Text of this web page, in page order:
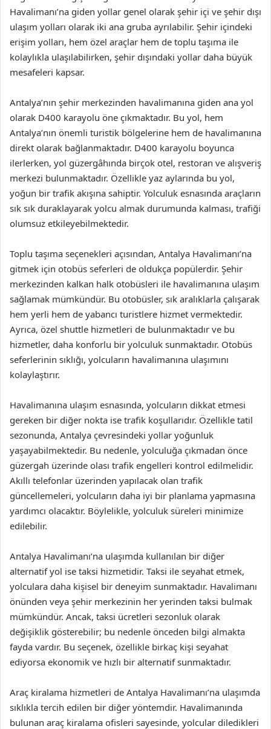
Havalimanı’na giden yollar genel olarak şehir içi ve şehir dışı
ulaşım yolları olarak iki ana gruba ayrılabilir. Şehir içindeki
erişim yolları, hem özel araçlar hem de toplu taşıma ile
kolaylıkla ulaşılabilirken, şehir dışındaki yollar daha büyük
mesafeleri kapsar.
Antalya’nın şehir merkezinden havalimanına giden ana yol
olarak D400 karayolu öne çıkmaktadır. Bu yol, hem
Antalya’nın önemli turistik bölgelerine hem de havalimanına
direkt olarak bağlanmaktadır. D400 karayolu boyunca
ilerlerken, yol güzergâhında birçok otel, restoran ve alışveriş
merkezi bulunmaktadır. Özellikle yaz aylarında bu yol,
yoğun bir trafik akışına sahiptir. Yolculuk esnasında araçların
sık sık duraklayarak yolcu almak durumunda kalması, trafiği
olumsuz etkileyebilmektedir.
Toplu taşıma seçenekleri açısından, Antalya Havalimanı’na
gitmek için otobüs seferleri de oldukça popülerdir. Şehir
merkezinden kalkan halk otobüsleri ile havalimanına ulaşım
sağlamak mümkündür. Bu otobüsler, sık aralıklarla çalışarak
hem yerli hem de yabancı turistlere hizmet vermektedir.
Ayrıca, özel shuttle hizmetleri de bulunmaktadır ve bu
hizmetler, daha konforlu bir yolculuk sunmaktadır. Otobüs
seferlerinin sıklığı, yolcuların havalimanına ulaşımını
kolaylaştırır.
Havalimanına ulaşım esnasında, yolcuların dikkat etmesi
gereken bir diğer nokta ise trafik koşullarıdır. Özellikle tatil
sezonunda, Antalya çevresindeki yollar yoğunluk
yaşayabilmektedir. Bu nedenle, yolculuğa çıkmadan önce
güzergah üzerinde olası trafik engelleri kontrol edilmelidir.
Akıllı telefonlar üzerinden yapılacak olan trafik
güncellemeleri, yolcuların daha iyi bir planlama yapmasına
yardımcı olacaktır. Böylelikle, yolculuk süreleri minimize
edilebilir.
Antalya Havalimanı’na ulaşımda kullanılan bir diğer
alternatif yol ise taksi hizmetidir. Taksi ile seyahat etmek,
yolculara daha kişisel bir deneyim sunmaktadır. Havalimanı
önünden veya şehir merkezinin her yerinden taksi bulmak
mümkündür. Ancak, taksi ücretleri sezonluk olarak
değişiklik gösterebilir; bu nedenle önceden bilgi almakta
fayda vardır. Bu seçenek, özellikle birkaç kişi seyahat
ediyorsa ekonomik ve hızlı bir alternatif sunmaktadır.
Araç kiralama hizmetleri de Antalya Havalimanı’na ulaşımda
sıklıkla tercih edilen bir diğer yöntemdir. Havalimanında
bulunan araç kiralama ofisleri sayesinde, yolcular diledikleri